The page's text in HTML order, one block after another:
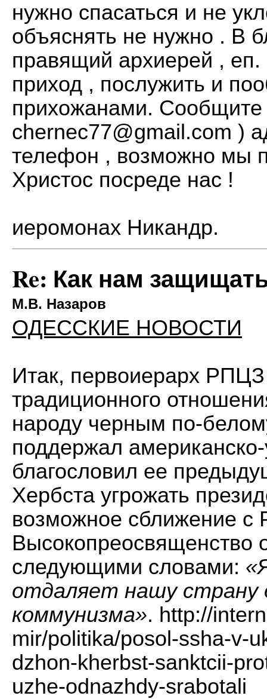
нужно спасаться и не
объяснять не нужно . В
правящий архиерей ,
приход , послужить и
прихожанами.
chernec77@gmail.com )
телефон , возможно мы
Христос посреде нас !
иеромонах Никандр.
Re: Как нам
М.В. Назаров
ОДЕССКИЕ НОВОСТИ
Итак, первоиерарх
традиционного
народу черным по-
поддержал
благословил ее
Хербста угрожать
возможное сближение с
Высокопреосвященство
следующими словами:
отдаляет нашу страну
коммунизма». http://
mir/politika/posol-ssha-v-
dzhon-kherbst-sanktcii-
uzhe-odnazhdy-srabotali